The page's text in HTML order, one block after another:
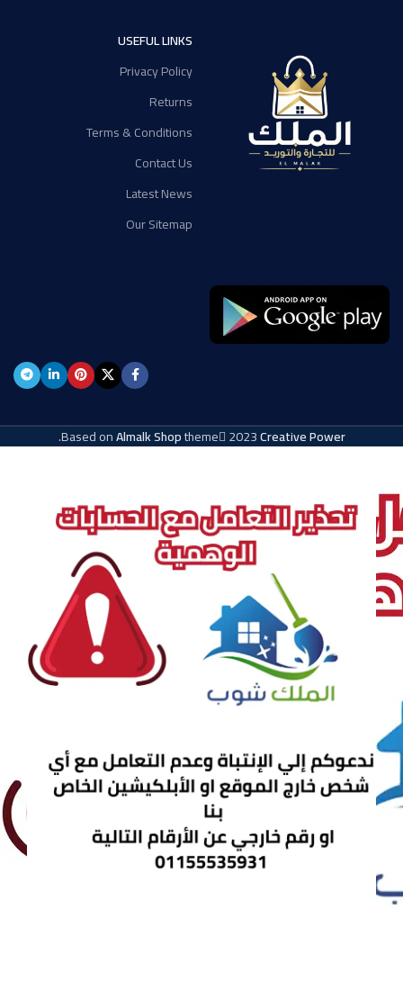
USEFUL LINKS
Privacy Policy
Returns
Terms & Conditions
Contact Us
Latest News
Our Sitemap
Based onAlmalk Shoptheme 2023Creative Power
.